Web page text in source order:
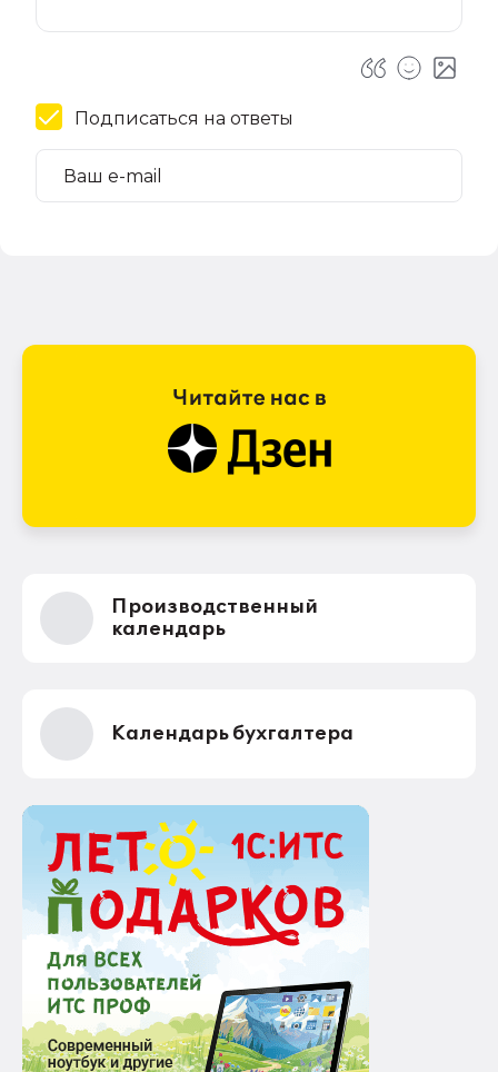
Подписаться на ответы
Производственный
календарь
Календарь бухгалтера